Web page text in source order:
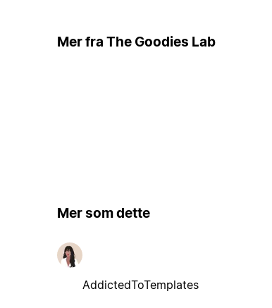
Mer fra The Goodies Lab
Mer som dette
AddictedToTemplates